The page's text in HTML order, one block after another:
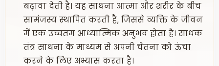
बढ़ावा देती है। यह साधना आत्मा और शरीर के बीच
सामंजस्य स्थापित करती है, जिससे व्यक्ति के जीवन
में एक उच्चतम आध्यात्मिक अनुभव होता है। साधक
तंत्र साधना के माध्यम से अपनी चेतना को ऊंचा
करने के लिए अभ्यास करता है।